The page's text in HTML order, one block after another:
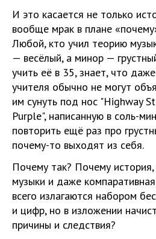
И это касается не только
вообще мрак в плане
Любой, кто учил теорию
— весёлый, а минор —
учить её в 35, знает, что
учителя обычно не могут
им сунуть под нос "Highway
Purple", написанную в соль-
повторить ещё раз про
почему-то выходят из себя.
Почему так? Почему история,
музыки и даже
всего излагаются набором
и цифр, но в изложении
причины и следствия?